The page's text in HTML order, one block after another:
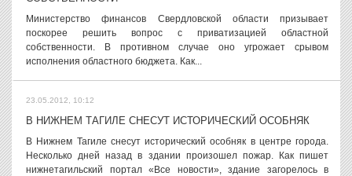
Министерство финансов Свердловской области призывает
поскорее решить вопрос с приватизацией областной
собственности. В противном случае оно угрожает срывом
исполнения областного бюджета. Как...
23.05.2012, 10:12
В НИЖНЕМ ТАГИЛЕ СНЕСУТ ИСТОРИЧЕСКИЙ ОСОБНЯК
В Нижнем Тагиле снесут исторический особняк в центре города.
Несколько дней назад в здании произошел пожар. Как пишет
нижнетагильский портал «Все новости», здание загорелось в